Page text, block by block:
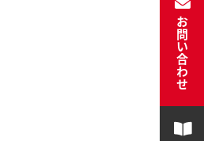
お問い合わせ